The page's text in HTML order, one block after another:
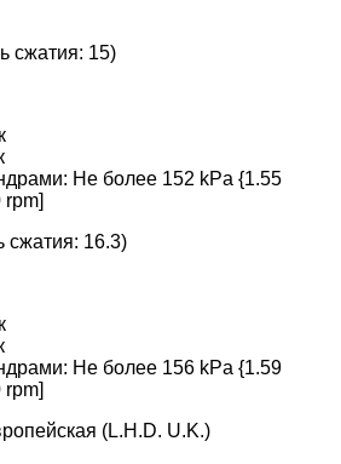
сжатия: 15)
Не более 152 kPa {1.55
rpm]
сжатия: 16.3)
Не более 156 kPa {1.59
rpm]
(L.H.D. U.K.)